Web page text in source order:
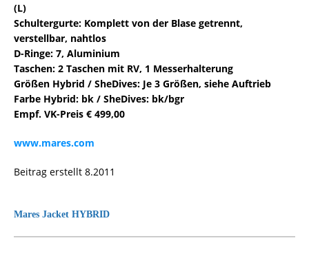
(L)
Schultergurte: Komplett von der Blase getrennt,
verstellbar, nahtlos
D-Ringe: 7, Aluminium
Taschen: 2 Taschen mit RV, 1 Messerhalterung
Größen Hybrid / SheDives: Je 3 Größen, siehe Auftrieb
Farbe Hybrid: bk / SheDives: bk/bgr
Empf. VK-Preis € 499,00
www.mares.com
Beitrag erstellt 8.2011
Mares Jacket HYBRID